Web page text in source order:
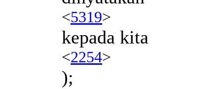
<5319>
kepada kita
<2254>
);